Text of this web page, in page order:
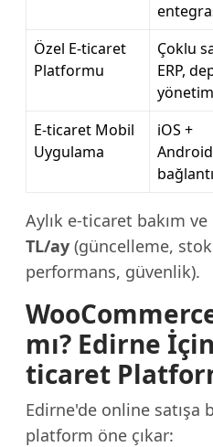
Özel E-ticaret
Platformu
Çoklu
ERP,
E-ticaret Mobil
Uygulama
iOS +
Aylık e-ticaret bakım
TL/ay (güncelleme,
performans, güvenlik).
mı? Edirne
ticaret
Edirne'de online satışa
platform öne çıkar: